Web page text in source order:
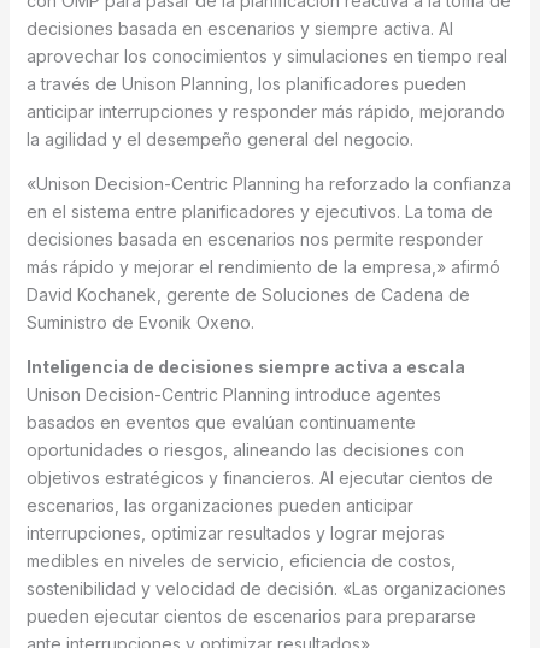
decisiones basada en escenarios y siempre activa. Al
aprovechar los conocimientos y simulaciones en tiempo real
a través de Unison Planning, los planificadores pueden
anticipar interrupciones y responder más rápido, mejorando
la agilidad y el desempeño general del negocio.
«Unison Decision-Centric Planning ha reforzado la confianza
en el sistema entre planificadores y ejecutivos. La toma de
decisiones basada en escenarios nos permite responder
más rápido y mejorar el rendimiento de la empresa,» afirmó
David Kochanek, gerente de Soluciones de Cadena de
Suministro de Evonik Oxeno.
Inteligencia de decisiones siempre activa a escala
Unison Decision-Centric Planning introduce agentes
basados en eventos que evalúan continuamente
oportunidades o riesgos, alineando las decisiones con
objetivos estratégicos y financieros. Al ejecutar cientos de
escenarios, las organizaciones pueden anticipar
interrupciones, optimizar resultados y lograr mejoras
medibles en niveles de servicio, eficiencia de costos,
sostenibilidad y velocidad de decisión. «Las organizaciones
pueden ejecutar cientos de escenarios para prepararse
ante interrupciones y optimizar resultados».